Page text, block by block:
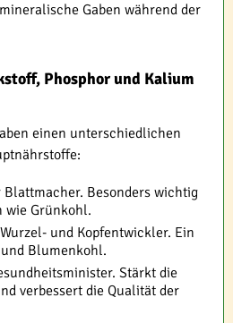
Gaben während der
Phosphor und Kalium
einen unterschiedlichen
Blattmacher. Besonders wichtig
Grünkohl.
und Kopfentwickler. Ein
Blumenkohl.
Stärkt die
verbessert die Qualität der